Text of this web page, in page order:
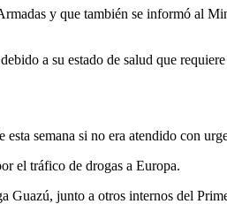
y que también se informó al
a su estado de salud que
semana si no era atendido con
el tráfico de drogas a Europa.
Guazú, junto a otros internos del